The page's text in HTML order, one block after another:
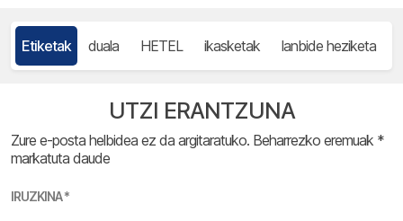
Etiketak duala HETEL ikasketak lanbide heziketa
UTZI ERANTZUNA
Zure e-posta helbidea ez da argitaratuko. Beharrezko eremuak *
markatuta daude
IRUZKINA*